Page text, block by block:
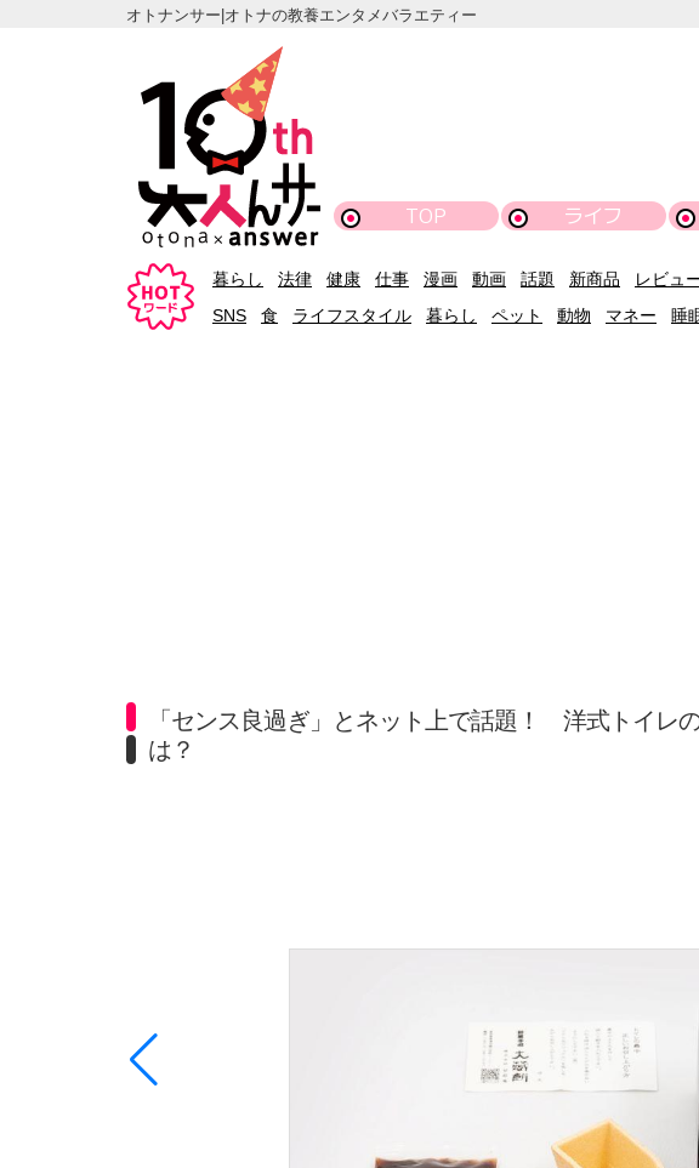
オトナンサー|オトナの教養エンタメバラエティー
TOP ライフ
暮らし 法律 健康 仕事 漫画 動画 話題 新商品
レビュ
SNS
食 ライフスタイル 暮らし ペット 動物 マネー 睡
「センス良過ぎ」とネット上で話題！ 洋式トイレ
は？